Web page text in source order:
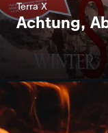
Terra X
Achtung,